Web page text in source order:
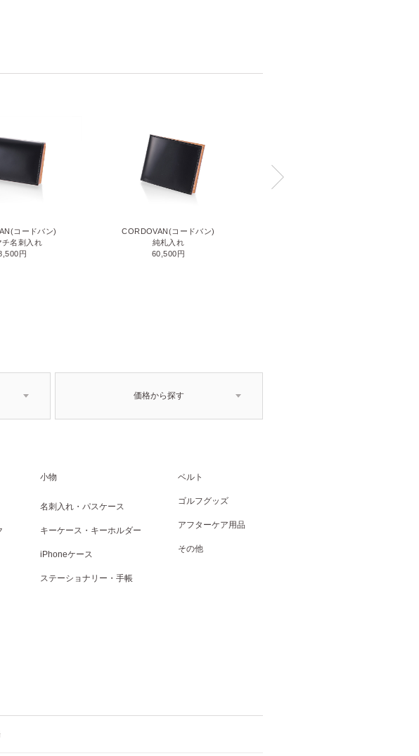
コードバン)
チ名刺入れ
円
CORDOVAN(コードバン)
純札入れ
60,500円
価格から探す
小物
名刺入れ・パスケース
キーケース・キーホルダー
iPhoneケース
ステーショナリー・手帳
ベルト
ゴルフグッズ
アフターケア用品
その他